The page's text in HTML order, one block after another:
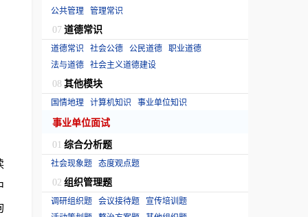
公共管理 管理常识
07 道德常识
道德常识 社会公德 公民道德 职业道德
法与道德 社会主义道德建设
08 其他模块
国情地理 计算机知识 事业单位知识
事业单位面试
01 综合分析题
社会现象题 态度观点题
02 组织管理题
调研组织题 会议接待题 宣传培训题